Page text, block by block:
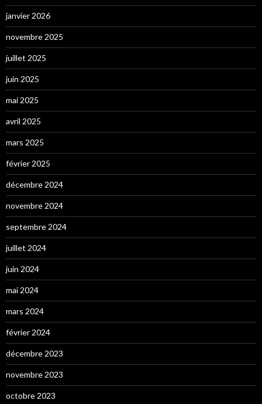
janvier 2026
novembre 2025
juillet 2025
juin 2025
mai 2025
avril 2025
mars 2025
février 2025
décembre 2024
novembre 2024
septembre 2024
juillet 2024
juin 2024
mai 2024
mars 2024
février 2024
décembre 2023
novembre 2023
octobre 2023